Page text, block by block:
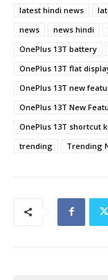
latest hindi news
news
news hindi
OnePlus 13T battery
OnePlus 13T flat
OnePlus 13T new
OnePlus 13T New Feature
OnePlus 13T shortcut
trending
Trending